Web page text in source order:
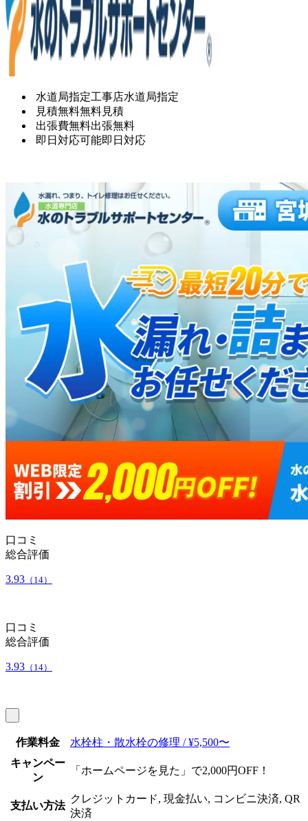
水道局指定工事店水道局指定
見積無料無料見積
出張費無料出張無料
即日対応可能即日対応
口コミ
総合評価
3.93 （14）
口コミ
総合評価
3.93 （14）
作業料金
水栓柱・散水栓の修理 / ¥5,500〜
キャンペー
ン
「ホームページを見た」で2,000円OFF！
支払い方法
クレジットカード, 現金払い, コンビニ決済, QR
決済